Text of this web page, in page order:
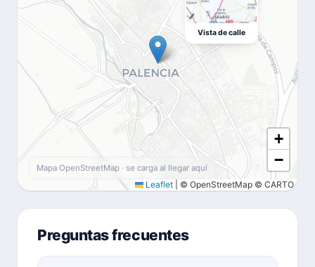
+
−
Leaflet © OpenStreetMap © CARTO
Vista de calle
Mapa OpenStreetMap · se carga al llegar aquí
Preguntas frecuentes